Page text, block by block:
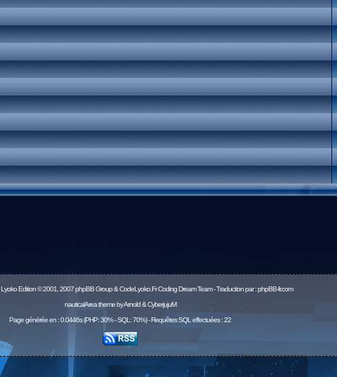
Lyoko Edition © 2001, 2007 phpBB Group & CodeLyoko.Fr Coding Dream Team - Traduction par :phpBB-fr.com
nauticalArea theme by Arnold & CyberjujuM
Page générée en : 0.0446s (PHP: 30% - SQL: 70%) - Requêtes SQL effectuées : 22